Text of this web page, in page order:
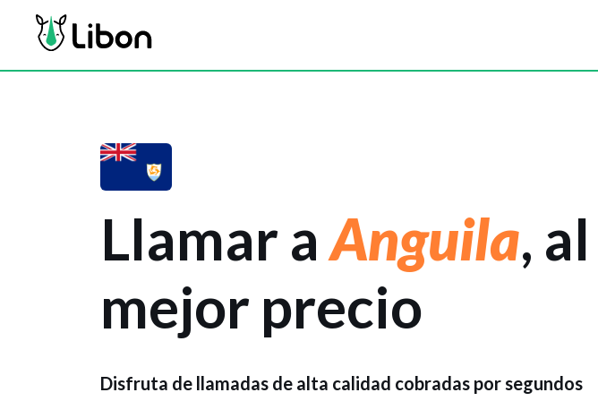
Llamar aAnguila, al
mejor precio
Disfruta de llamadas de alta calidad cobradas por segundos